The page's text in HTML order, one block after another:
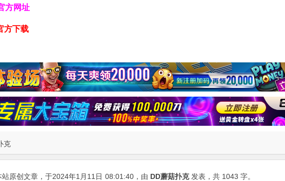
克
方网址
方下载
站原创文章，于2024年1月11日 08:01:40 ，由 DD蘑菇扑克发表，共 1043 字。